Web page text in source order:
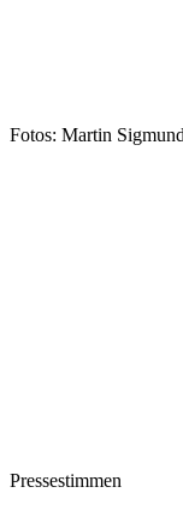
Fotos: Martin Sigmund
Pressestimmen